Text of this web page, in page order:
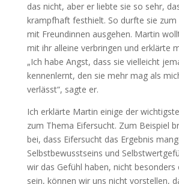
das nicht, aber er liebte sie so sehr,
krampfhaft festhielt. So durfte sie zum
mit Freundinnen ausgehen. Martin
mit ihr alleine verbringen und erklärte
„Ich habe Angst, dass sie vielleicht
kennenlernt, den sie mehr mag als
verlässt“, sagte er.
Ich erklärte Martin einige der
zum Thema Eifersucht. Zum Beispiel
bei, dass Eifersucht das Ergebnis
Selbstbewusstseins und
wir das Gefühl haben, nicht
sein, können wir uns nicht vorstellen,